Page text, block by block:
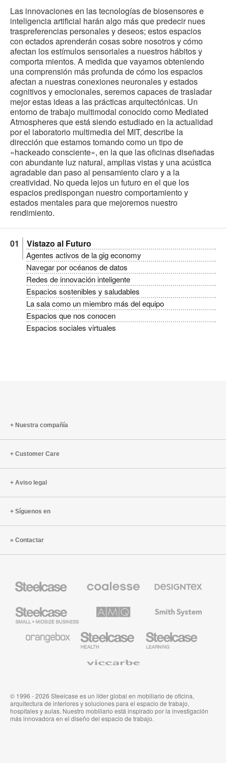
Las innovaciones en las tecnologías de biosensores e
inteligencia artificial harán algo más que predecir nues
traspreferencias personales y deseos; estos espacios
con ectados aprenderán cosas sobre nosotros y cómo
afectan los estímulos sensoriales a nuestros hábitos y
comporta mientos. A medida que vayamos obteniendo
una comprensión más profunda de cómo los espacios
afectan a nuestras conexiones neuronales y estados
cognitivos y emocionales, seremos capaces de trasladar
mejor estas ideas a las prácticas arquitectónicas. Un
entorno de trabajo multimodal conocido como Mediated
Atmospheres que está siendo estudiado en la actualidad
por el laboratorio multimedia del MIT, describe la
dirección que estamos tomando como un tipo de
«hackeado consciente», en la que las oficinas diseñadas
con abundante luz natural, amplias vistas y una acústica
agradable dan paso al pensamiento claro y a la
creatividad. No queda lejos un futuro en el que los
espacios predispongan nuestro comportamiento y
estados mentales para que mejoremos nuestro
rendimiento.
Vistazo al Futuro
Agentes activos de la gig economy
Navegar por océanos de datos
Redes de innovación inteligente
Espacios sostenibles y saludables
La sala como un miembro más del equipo
Espacios que nos conocen
Espacios sociales virtuales
Nuestra compañía
Customer Care
Aviso legal
Síguenos en
Contactar
Steelcase
Premium
Small
Business
Solutions
para
Industria
de
para
Educación
© 1996 - 2026 Steelcase es un líder global en mobiliario de oficina,
arquitectura de interiores y soluciones para el espacio de trabajo,
hospitales y aulas. Nuestro mobiliario está inspirado por la investigación
más innovadora en el diseño del espacio de trabajo.